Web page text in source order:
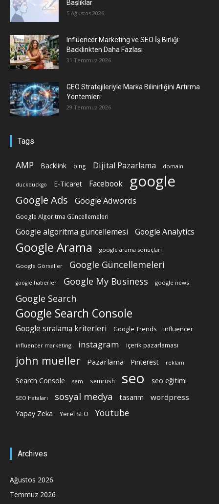
Başlıklar
5 Ağustos 2026
Influencer Marketing ve SEO İş Birliği:
Backlinkten Daha Fazlası
31 Temmuz 2026
GEO Stratejileriyle Marka Bilinirliğini Artırma
Yöntemleri
29 Temmuz 2026
Tags
AMP Backlink bing Dijital Pazarlama domain
duckduckgo E-Ticaret Facebook google
Google Ads Google Adwords
Google Algoritma Güncellemeleri
Google algoritma güncellemesi Google Analytics
Google Arama google arama sonuçları
Google Görseller Google Güncellemeleri
google haberler Google My Business google news
Google Search
Google Search Console
Google sıralama kriterleri Google Trends influencer
influencer marketing instagram içerik pazarlaması
john mueller Pazarlama Pinterest reklam
Search Console sem semrush seo seo eğitimi
SEO Hataları sosyal medya tasarım wordpress
Yapay Zeka Yerel SEO Youtube
Archives
Ağustos 2026
Temmuz 2026